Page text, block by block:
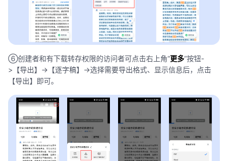
⑥创建者和有下载转存权限的访问者可点击右上角“更多”按钮-
>【导出】->【逐字稿】->选择需要导出格式、显示信息后，点击
【导出】即可。